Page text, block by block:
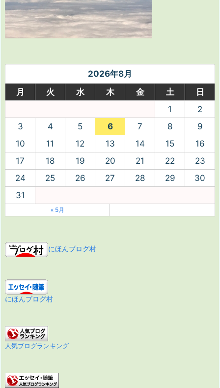
2026年8月
月
火 水 木 金 土
日
1
2
3
4 5 6 7 8
9
10
11 12 13 14 15
16
17
18 19 20 21 22
23
24
25 26 27 28 29
30
31
« 5月
にほんブログ村
にほんブログ村
人気ブログランキング